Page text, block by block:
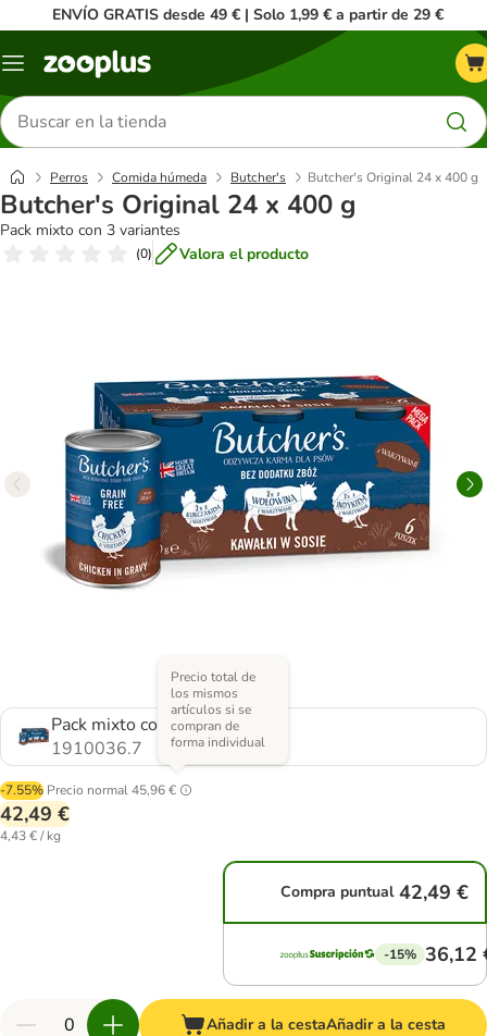
ENVÍO GRATIS desde 49 € | Solo 1,99 € a partir de 29 €
Menú
Buscar
productos
Perros Comida húmeda Butcher's Butcher's Original 24 x 400 g
Butcher's Original 24 x 400 g
Pack mixto con 3 variantes
(0) Valora el producto
Pack mixto con 3 variantes
1910036.7
-7.55% Precio normal45,96 €
Precio total de
los mismos
artículos si se
compran de
forma individual
42,49 €
4,43 € / kg
Compra puntual 42,49 €
-15% 36,12
Añadir a la cestaAñadir a la cesta